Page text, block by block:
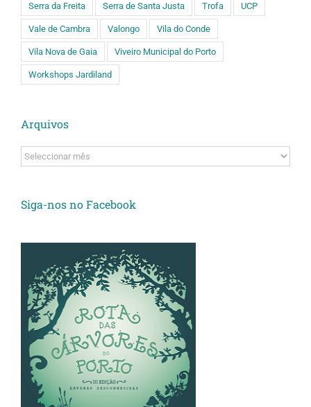
Serra da Freita Serra de Santa Justa Trofa UCP
Vale de Cambra Valongo Vila do Conde
Vila Nova de Gaia Viveiro Municipal do Porto
Workshops Jardiland
Arquivos
Arquivos
Siga-nos no Facebook